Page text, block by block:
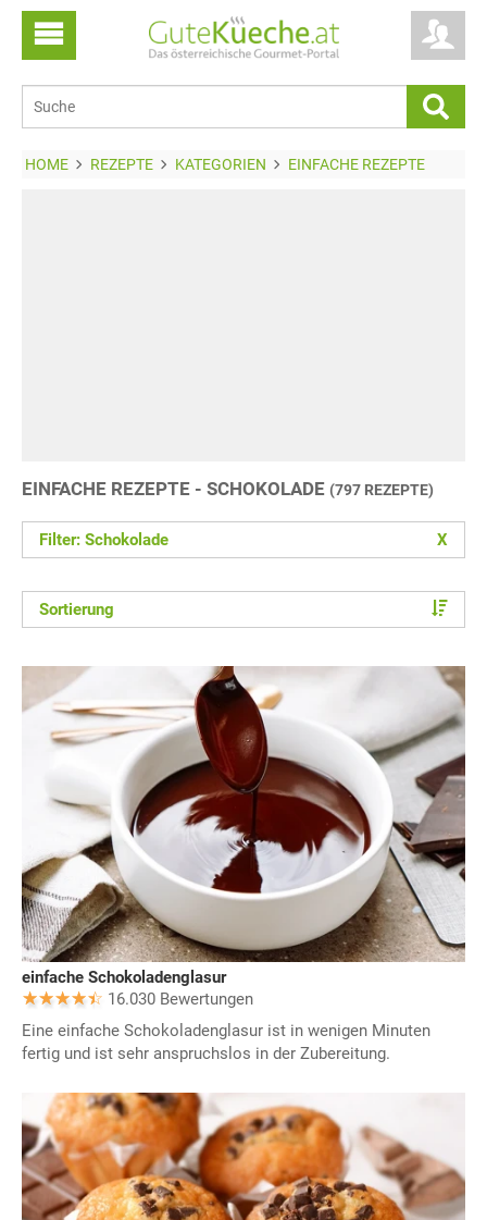
HOME REZEPTE KATEGORIEN EINFACHE REZEPTE
EINFACHE REZEPTE - SCHOKOLADE (797 REZEPTE)
Filter: Schokolade X
Sortierung
einfache Schokoladenglasur
16.030 Bewertungen
Eine einfache Schokoladenglasur ist in wenigen Minuten
fertig und ist sehr anspruchslos in der Zubereitung.